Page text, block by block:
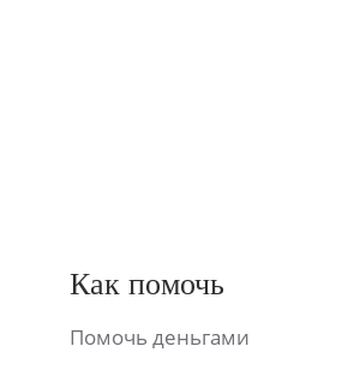
Как помочь
Помочь деньгами